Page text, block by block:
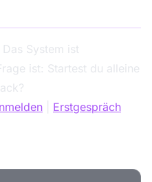
System ist
ist: Startest du alleine
Erstgespräch